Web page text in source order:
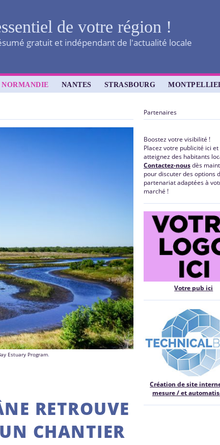
de votre région !
gratuit et indépendant de l'actualité locale
NORMANDIE NANTES STRASBOURG
Estuary Program.
RETROUVE
CHANTIER
Partenaires
Boostez votre visibilité !
Placez votre publicité ici et
atteignez des habitants
Contactez-nousdès
pour discuter des options
partenariat adaptées à
marché !
Votre pub ici
Création de site
mesure / et